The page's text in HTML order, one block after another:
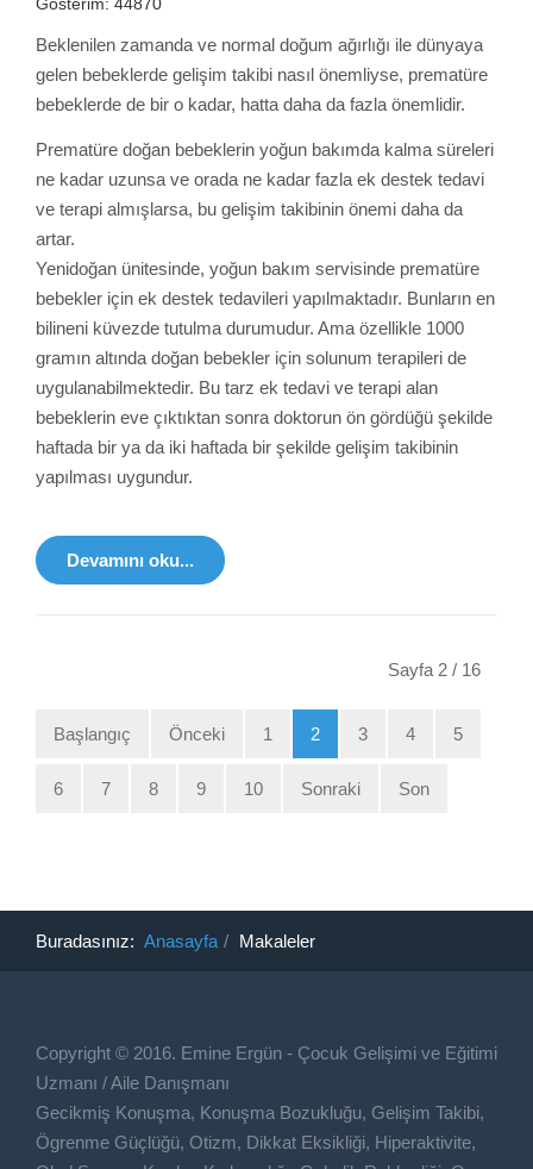
Gösterim: 44870
Beklenilen zamanda ve normal doğum ağırlığı ile dünyaya
gelen bebeklerde gelişim takibi nasıl önemliyse, prematüre
bebeklerde de bir o kadar, hatta daha da fazla önemlidir.
Prematüre doğan bebeklerin yoğun bakımda kalma süreleri
ne kadar uzunsa ve orada ne kadar fazla ek destek tedavi
ve terapi almışlarsa, bu gelişim takibinin önemi daha da
artar.
Yenidoğan ünitesinde, yoğun bakım servisinde prematüre
bebekler için ek destek tedavileri yapılmaktadır. Bunların en
bilineni küvezde tutulma durumudur. Ama özellikle 1000
gramın altında doğan bebekler için solunum terapileri de
uygulanabilmektedir. Bu tarz ek tedavi ve terapi alan
bebeklerin eve çıktıktan sonra doktorun ön gördüğü şekilde
haftada bir ya da iki haftada bir şekilde gelişim takibinin
yapılması uygundur.
Devamını oku...
Sayfa 2 / 16
Başlangıç Önceki 1 2 3 4 5
6 7 8 9 10 Sonraki Son
Buradasınız: Anasayfa Makaleler
Copyright © 2016. Emine Ergün - Çocuk Gelişimi ve Eğitimi
Uzmanı / Aile Danışmanı
Gecikmiş Konuşma, Konuşma Bozukluğu, Gelişim Takibi,
Ögrenme Güçlüğü, Otizm, Dikkat Eksikliği, Hiperaktivite,